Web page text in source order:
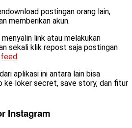
postingan orang lain,
memberikan akun.
link atau melakukan
sekali klik repost saja postingan
feed.
aplikasi ini antara lain bisa
ke loker secret, save story, dan fitur
Instagram